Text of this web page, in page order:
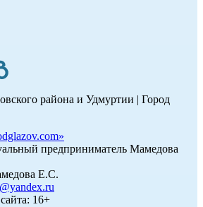
района и Удмуртии | Город
»
предприниматель Мамедова
Е.С.
16+